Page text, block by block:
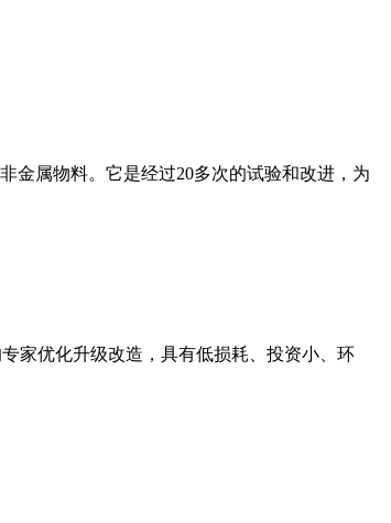
金属物料。它是经过20多次的试验和改进，为
家优化升级改造，具有低损耗、投资小、环